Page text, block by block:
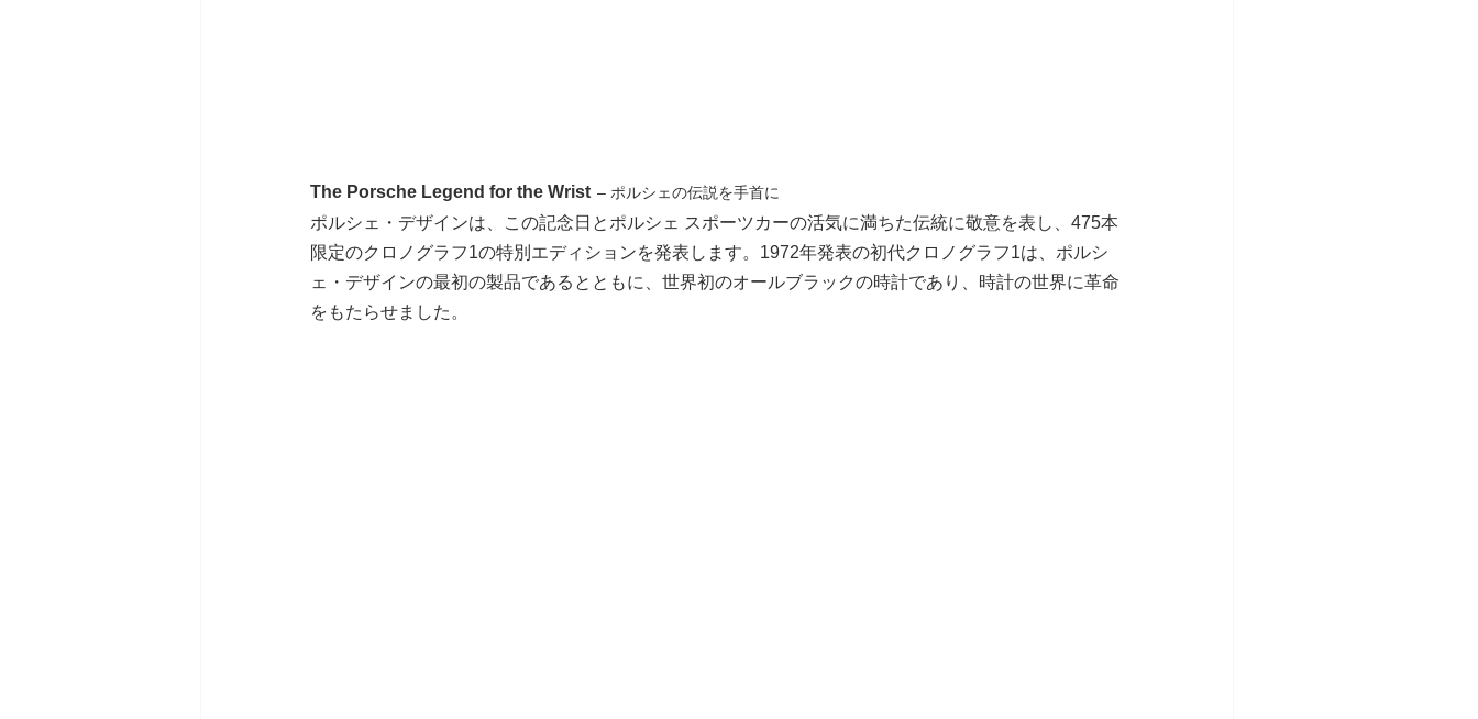
The Porsche Legend for the Wrist – ポルシェの伝説を手首に
ポルシェ・デザインは、この記念日とポルシェ スポーツカーの活気に満ちた伝統に敬意を表し、475本
限定のクロノグラフ1の特別エディションを発表します。1972年発表の初代クロノグラフ1は、ポルシ
ェ・デザインの最初の製品であるとともに、世界初のオールブラックの時計であり、時計の世界に革命
をもたらせました。